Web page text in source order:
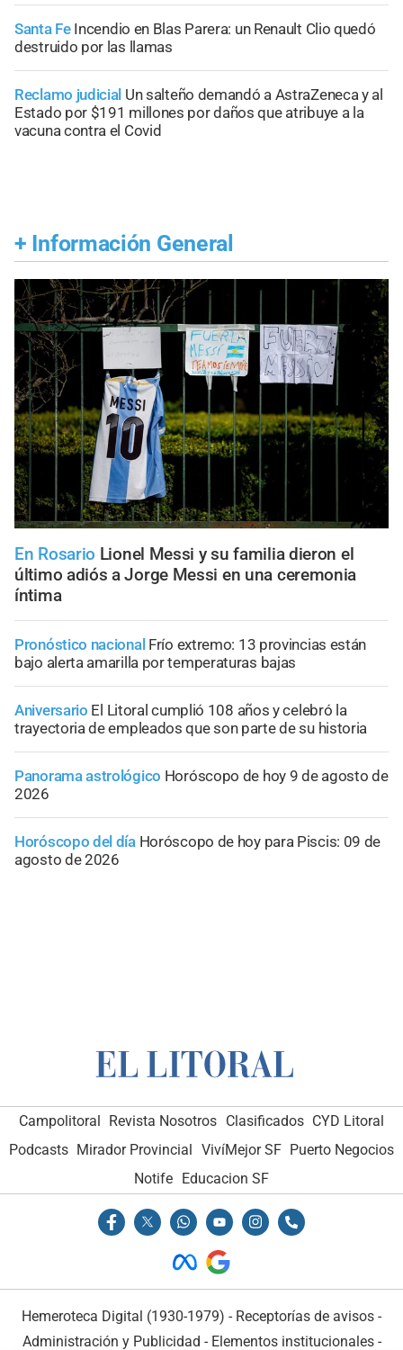
Santa Fe Incendio en Blas Parera: un Renault Clio quedó
destruido por las llamas
Reclamo judicial Un salteño demandó a AstraZeneca y al
Estado por $191 millones por daños que atribuye a la
vacuna contra el Covid
+ Información General
En Rosario Lionel Messi y su familia dieron el
último adiós a Jorge Messi en una ceremonia
íntima
Pronóstico nacional Frío extremo: 13 provincias están
bajo alerta amarilla por temperaturas bajas
Aniversario El Litoral cumplió 108 años y celebró la
trayectoria de empleados que son parte de su historia
Panorama astrológico Horóscopo de hoy 9 de agosto de
2026
Horóscopo del día Horóscopo de hoy para Piscis: 09 de
agosto de 2026
Campolitoral Revista Nosotros Clasificados CYD Litoral
Podcasts Mirador Provincial VivíMejor SF Puerto Negocios
Notife Educacion SF
Hemeroteca Digital (1930-1979) - Receptorías de avisos -
Administración y Publicidad - Elementos institucionales-